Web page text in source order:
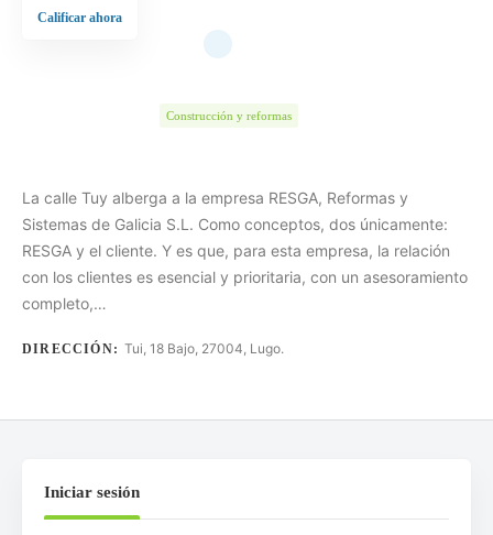
Calificar ahora
Construcción y reformas
La calle Tuy alberga a la empresa RESGA, Reformas y
Sistemas de Galicia S.L. Como conceptos, dos únicamente:
RESGA y el cliente. Y es que, para esta empresa, la relación
con los clientes es esencial y prioritaria, con un asesoramiento
completo,…
DIRECCIÓN: Tui, 18 Bajo, 27004, Lugo.
Iniciar sesión